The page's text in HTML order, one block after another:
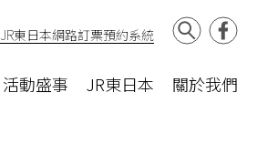
活動盛事 JR東日本 關於我們
JR東日本網路訂票預約系統